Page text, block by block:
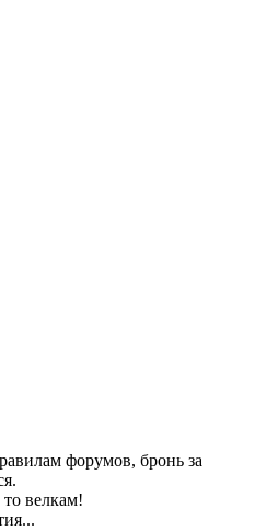
форумов, бронь за
то велкам!